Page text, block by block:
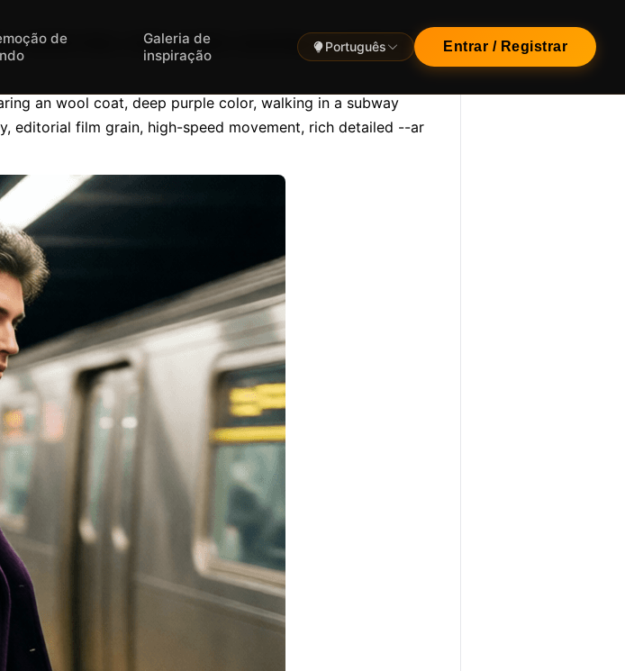
blur, male model, wearing an wool coat,
an wool coat, deep purple color, walking in a subway
editorial film grain, high-speed movement, rich detailed --ar
de
Galeria de
inspiração
Português Entrar / Registrar